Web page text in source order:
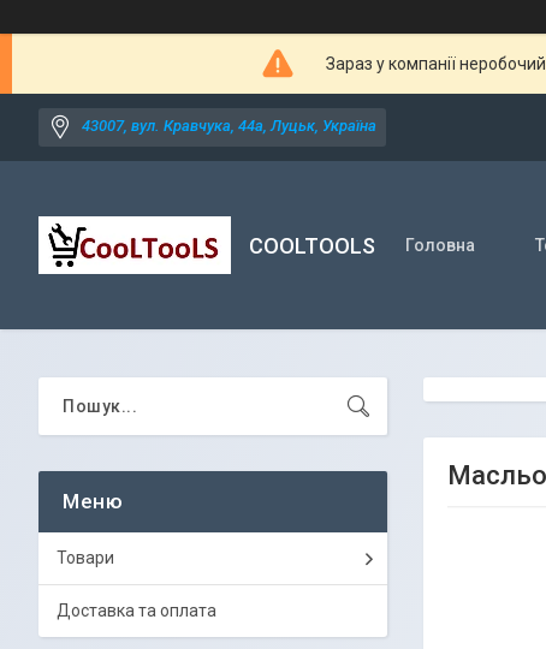
Зараз у компанії
43007, вул. Кравчука, 44а, Луцьк, Україна
COOLTOOLS Головна
Товари
Доставка та оплата